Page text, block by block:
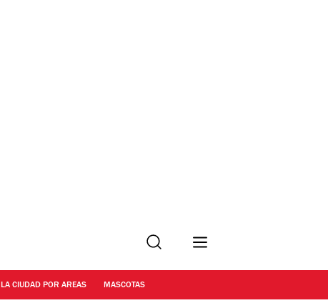
Buscar
LA CIUDAD POR AREAS MASCOTAS